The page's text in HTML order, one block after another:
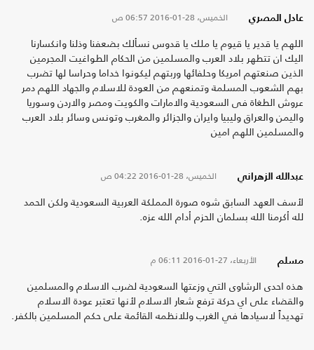
عادل المصري الخميس، 28-01-2016 06:57 ص
اللهم يا قدير يا قيوم يا ملك يا قدوس نسألك بضعفنا وذلنا وانكسارنا
اليك ان تتطهر بلاد العرب والمسلمين من الحكام الطواغيت المجرمين
الذين صنعتهم امريكا وحلفائها وربتهم ليكونوا خداما وحراسا لها تضرب
بهم الشعوب المسلمة وتمنعهم من العودة للاسلام والجهاد اللهم دمر
عروش الطغاة فى السعودية والامارات والكويت ومصر والاردن وسوريا
واليمن والعراق وليبيا وايران والجزائر والمغرب وتونس وسائر بلاد العرب
والمسلمين اللهم امين
عبدالله الزهراني الخميس، 28-01-2016 04:22 ص
لأسف العهد السابق شوه صورة المملكة العربية السعودية ولكن الحمد
لله أكرمنا الله بسلمان الحزم أدام الله عزه.
مسلم الأربعاء، 27-01-2016 06:11 م
هذه احدى الرشاوى التي وزعتها السعودية لضرب الاسلام والمسلمين
والقضاء على اي حركة ترفع شعار الاسلام لأنها تعتبر عودة الاسلام
تهديداً لاسيادها في الغرب وللانظمه القائمة على حكم المسلمين بالكفر.